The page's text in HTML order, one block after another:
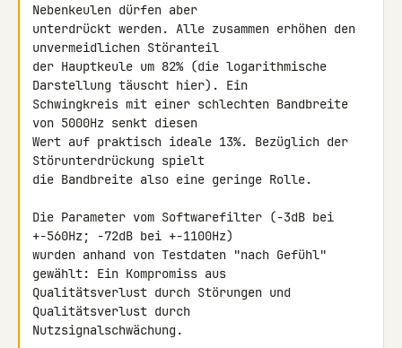
Nebenkeulen dürfen aber
unterdrückt werden. Alle zusammen erhöhen den
unvermeidlichen Störanteil
der Hauptkeule um 82% (die logarithmische
Darstellung täuscht hier). Ein
Schwingkreis mit einer schlechten Bandbreite
von 5000Hz senkt diesen
Wert auf praktisch ideale 13%. Bezüglich der
Störunterdrückung spielt
die Bandbreite also eine geringe Rolle.
Die Parameter vom Softwarefilter (-3dB bei
+-560Hz; -72dB bei +-1100Hz)
wurden anhand von Testdaten "nach Gefühl"
gewählt: Ein Kompromiss aus
Qualitätsverlust durch Störungen und
Qualitätsverlust durch
Nutzsignalschwächung.